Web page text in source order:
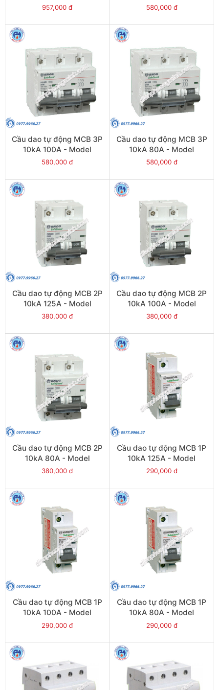
PS100H/4/D80
957,000 đ
PS100H/3/D125
580,000 đ
Cầu dao tự động MCB 3P
10kA 100A - Model
PS100H/3/D100
580,000 đ
Cầu dao tự động MCB 3P
10kA 80A - Model
PS100H/3/D80
580,000 đ
Cầu dao tự động MCB 2P
10kA 125A - Model
PS100H/2/D125
380,000 đ
Cầu dao tự động MCB 2P
10kA 100A - Model
PS100H/2/D100
380,000 đ
Cầu dao tự động MCB 2P
10kA 80A - Model
PS100H/2/D80
380,000 đ
Cầu dao tự động MCB 1P
10kA 125A - Model
PS100H/1/D125
290,000 đ
Cầu dao tự động MCB 1P
10kA 100A - Model
PS100H/1/D100
290,000 đ
Cầu dao tự động MCB 1P
10kA 80A - Model
PS100H/1/D80
290,000 đ